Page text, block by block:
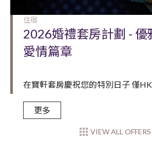
住宿
2026婚禮套房計劃 - 優
愛情篇章
在寶軒套房慶祝您的特別日子 僅
更多
VIEW ALL OFFERS